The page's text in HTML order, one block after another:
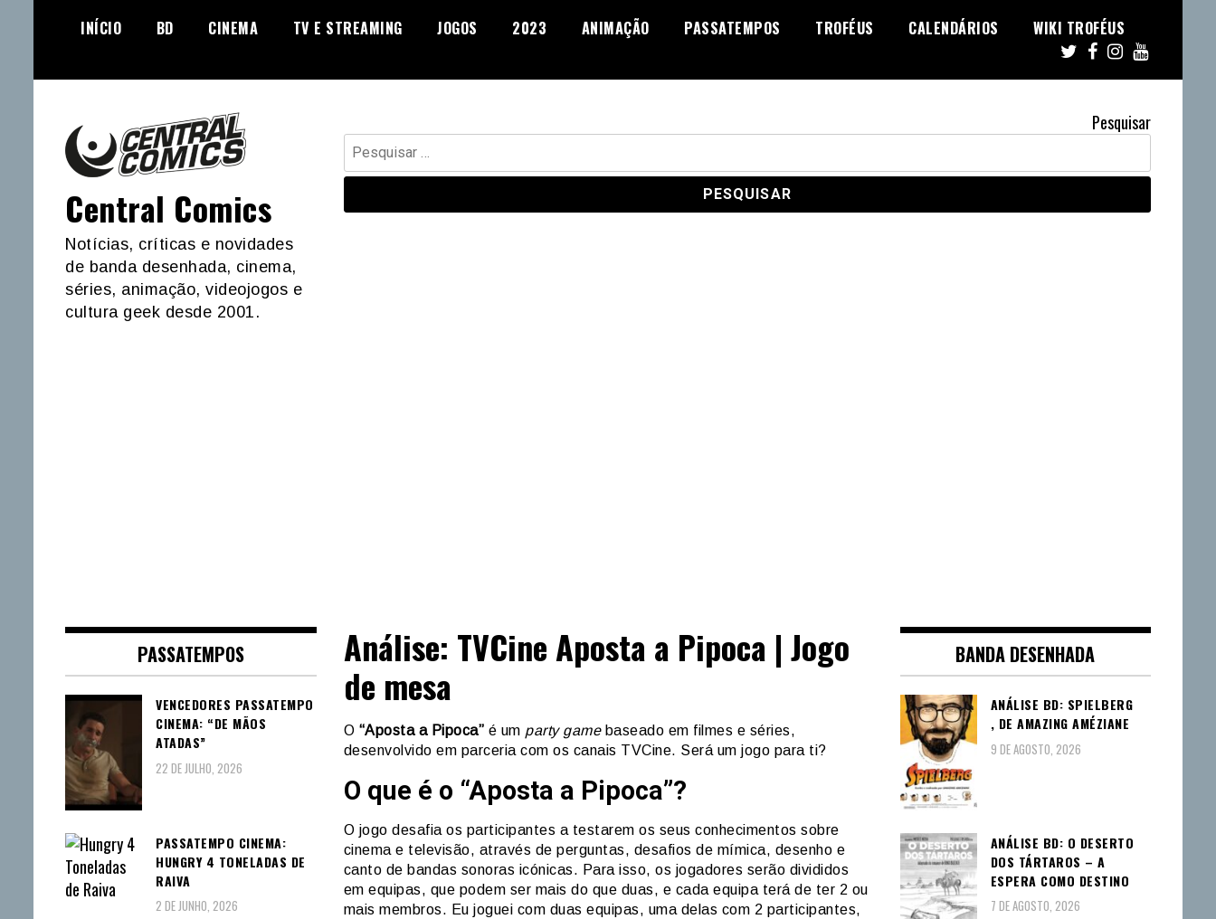
INÍCIO BD CINEMA TV E STREAMING JOGOS 2023 ANIMAÇÃO PASSATEMPOS TROFÉUS CALENDÁRIOS WIKI TROFÉUS
Pesquisar
Pesquisar
por:
Central Comics
Notícias, críticas e novidades
de banda desenhada, cinema,
séries, animação, videojogos e
cultura geek desde 2001.
Análise: TVCine Aposta a Pipoca | Jogo
de mesa
O “Aposta a Pipoca” é um party gamebaseado em filmes e séries,
desenvolvido em parceria com os canais TVCine. Será um jogo para ti?
O que é o “Aposta a Pipoca”?
O jogo desafia os participantes a testarem os seus conhecimentos sobre
cinema e televisão, através de perguntas, desafios de mímica, desenho e
canto de bandas sonoras icónicas. Para isso, os jogadores serão divididos
em equipas, que podem ser mais do que duas, e cada equipa terá de ter 2 ou
mais membros. Eu joguei com duas equipas, uma delas com 2 participantes,
PASSATEMPOS
VENCEDORES PASSATEMPO
CINEMA: “DE MÃOS
ATADAS”
22 DE JULHO, 2026
PASSATEMPO CINEMA:
HUNGRY 4 TONELADAS DE
RAIVA
2 DE JUNHO, 2026
BANDA DESENHADA
ANÁLISE BD: SPIELBERG
, DE AMAZING AMÉZIANE
9 DE AGOSTO, 2026
ANÁLISE BD: O DESERTO
DOS TÁRTAROS – A
ESPERA COMO DESTINO
7 DE AGOSTO, 2026